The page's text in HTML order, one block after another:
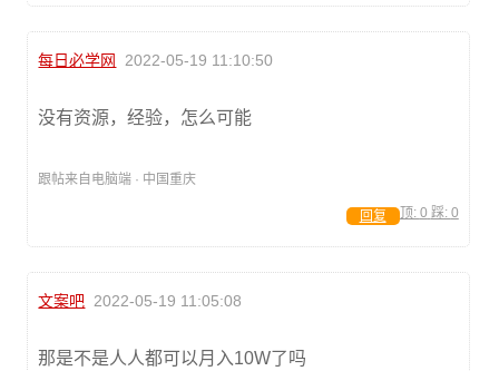
每日必学网 2022-05-19 11:10:50
没有资源，经验，怎么可能
跟帖来自电脑端 · 中国重庆
顶: 0 踩: 0
回复
文案吧 2022-05-19 11:05:08
那是不是人人都可以月入10W了吗